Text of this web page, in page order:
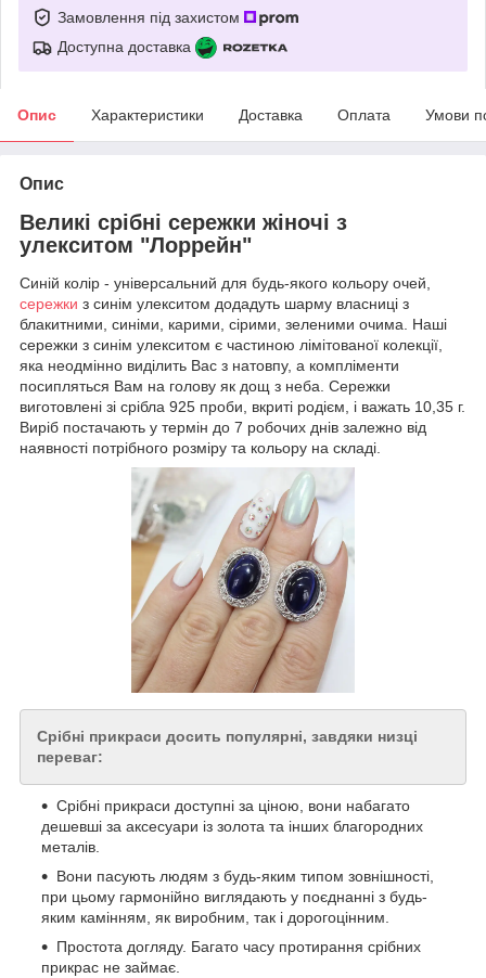
Замовлення під захистом
Доступна доставка
Опис Характеристики Доставка Оплата Умови
Опис
Великі срібні сережки жіночі з
улекситом "Лоррейн"
Синій колір - універсальний для будь-якого кольору очей,
сережки з синім улекситом додадуть шарму власниці з
блакитними, синіми, карими, сірими, зеленими очима. Наші
сережки з синім улекситом є частиною лімітованої колекції,
яка неодмінно виділить Вас з натовпу, а компліменти
посипляться Вам на голову як дощ з неба. Сережки
виготовлені зі срібла 925 проби, вкриті родієм, і важать 10,35 г.
Виріб постачають у термін до 7 робочих днів залежно від
наявності потрібного розміру та кольору на складі.
Срібні прикраси досить популярні, завдяки низці
переваг:
Срібні прикраси доступні за ціною, вони набагато
дешевші за аксесуари із золота та інших благородних
металів.
Вони пасують людям з будь-яким типом зовнішності,
при цьому гармонійно виглядають у поєднанні з будь-
яким камінням, як виробним, так і дорогоцінним.
Простота догляду. Багато часу протирання срібних
прикрас не займає.